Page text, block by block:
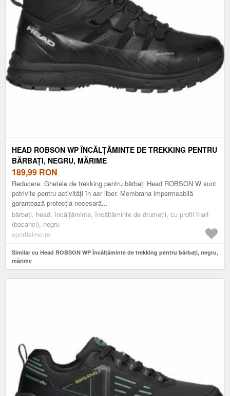
HEAD ROBSON WP ÎNCĂLȚĂMINTE DE TREKKING PENTRU
BĂRBAȚI, NEGRU, MĂRIME
189,99 RON
Reducere. Ghetele de trekking pentru bărbați Head ROBSON W sunt
potrivite pentru activități în aer liber. Membrana impermeabilă
garantează protecția necesară...
bărbați, head, încălțăminte, încălțăminte de drumeții, cu profil înalt
(bocanci), negru
sportisimo.ro
Similar cu Head ROBSON WP Încălțăminte de trekking pentru bărbați, negru,
mărime